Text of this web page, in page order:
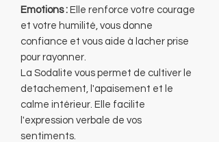
Emotions : Elle renforce votre courage
et votre humilité, vous donne
confiance et vous aide à lacher prise
pour rayonner.
La Sodalite vous permet de cultiver le
detachement, l'apaisement et le
calme intérieur. Elle facilite
l'expression verbale de vos
sentiments.